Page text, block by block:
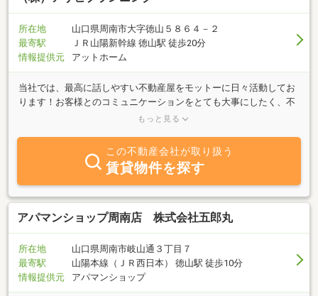
所在地
山口県周南市大字徳山５８６４－２
最寄駅
ＪＲ山陽新幹線 徳山駅 徒歩20分
情報提供元
アットホーム
当社では、最高に話しやすい不動産屋をモットーに日々活動してお
ります！お客様とのコミュニケーションをとても大事にしたく、不
動産屋とお客様の距離を少しでも縮めたいと思い、日々Instagramや
お部屋探しをして、満足のいくお部屋を見つけるお手伝いができま
すよう一生懸命頑張りますので、ぜひよろしくお願い致します！！
よろしければ、Instagram、アサプラで検索してみてください!(^^)!
もっと見る
この不動産会社が取り扱う
賃貸物件を探す
アパマンショップ周南店 株式会社五郎丸
所在地
山口県周南市岐山通３丁目７
最寄駅
山陽本線（ＪＲ西日本） 徳山駅 徒歩10分
情報提供元
アパマンショップ